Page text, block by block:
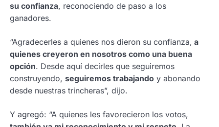
su confianza, reconociendo de paso a los
ganadores.
“Agradecerles a quienes nos dieron su confianza, a
quienes creyeron en nosotros como una buena
opción. Desde aquí decirles que seguiremos
construyendo, seguiremos trabajando y abonando
desde nuestras trincheras”, dijo.
Y agregó: “A quienes les favorecieron los votos,